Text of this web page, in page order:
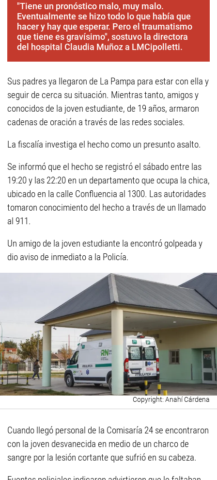
"Tiene un pronóstico malo, muy malo.
Eventualmente se hizo todo lo que había que
hacer y hay que esperar. Pero el traumatismo
que tiene es gravísimo", sostuvo la directora
del hospital Claudia Muñoz a LMCipolletti.
Sus padres ya llegaron de La Pampa para estar con ella y
seguir de cerca su situación. Mientras tanto, amigos y
conocidos de la joven estudiante, de 19 años, armaron
cadenas de oración a través de las redes sociales.
La fiscalía investiga el hecho como un presunto asalto.
Se informó que el hecho se registró el sábado entre las
19:20 y las 22:20 en un departamento que ocupa la chica,
ubicado en la calle Confluencia al 1300. Las autoridades
tomaron conocimiento del hecho a través de un llamado
al 911.
Un amigo de la joven estudiante la encontró golpeada y
dio aviso de inmediato a la Policía.
Anahí Cárdena
Cuando llegó personal de la Comisaría 24 se encontraron
con la joven desvanecida en medio de un charco de
sangre por la lesión cortante que sufrió en su cabeza.